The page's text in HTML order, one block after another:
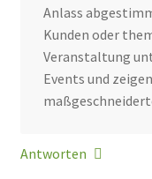
Anlass
Kunden oder
Veranstaltung
Events und
Antworten